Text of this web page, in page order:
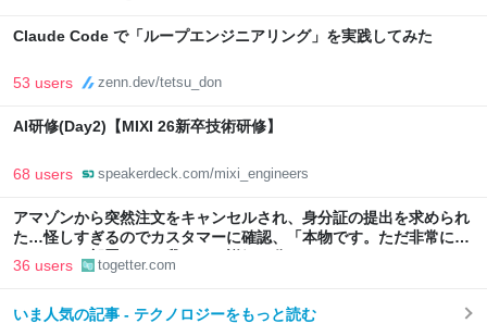
Claude Code で「ループエンジニアリング」を実践してみた
53 users zenn.dev/tetsu_don
AI研修(Day2)【MIXI 26新卒技術研修】
68 users speakerdeck.com/mixi_engineers
アマゾンから突然注文をキャンセルされ、身分証の提出を求められ
た…怪しすぎるのでカスタマーに確認、「本物です。ただ非常に高
いレベルの部署なので我々にも詳細は分かりません」とのこと
36 users togetter.com
いま人気の記事 - テクノロジーをもっと読む